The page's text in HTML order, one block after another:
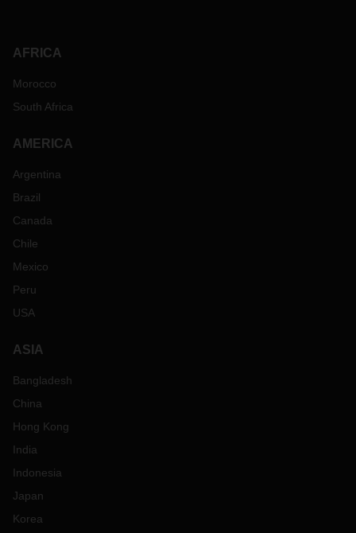
AFRICA
Morocco
South Africa
AMERICA
Argentina
Brazil
Canada
Chile
Mexico
Peru
USA
ASIA
Bangladesh
China
Hong Kong
India
Indonesia
Japan
Korea